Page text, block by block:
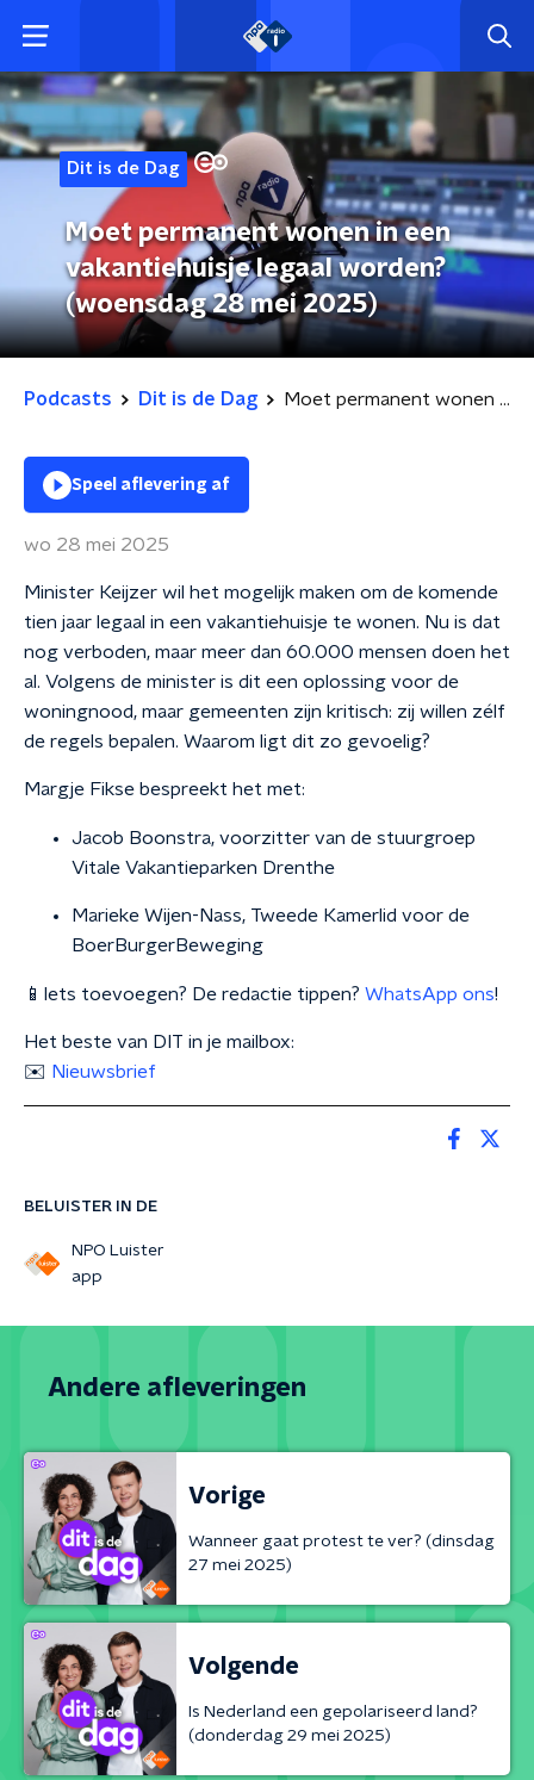
Dit is de Dag
Moet permanent wonen in een
vakantiehuisje legaal worden?
(woensdag 28 mei 2025)
Podcasts Dit is de Dag Moet permanent wonen in een vakantiehuisje legaal worden? (woensdag 28 mei 2025)
BELUISTER IN DE
NPO Luister
app
Speel aflevering af
wo 28 mei 2025
Minister Keijzer wil het mogelijk maken om de komende
tien jaar legaal in een vakantiehuisje te wonen. Nu is dat
nog verboden, maar meer dan 60.000 mensen doen het
al. Volgens de minister is dit een oplossing voor de
woningnood, maar gemeenten zijn kritisch: zij willen zélf
de regels bepalen. Waarom ligt dit zo gevoelig?
Margje Fikse bespreekt het met:
Jacob Boonstra, voorzitter van de stuurgroep
Vitale Vakantieparken Drenthe
Marieke Wijen-Nass, Tweede Kamerlid voor de
BoerBurgerBeweging
📱Iets toevoegen? De redactie tippen? WhatsApp ons!
Het beste van DIT in je mailbox:
✉️ Nieuwsbrief
Andere afleveringen
Vorige
Wanneer gaat protest te ver? (dinsdag
27 mei 2025)
Volgende
Is Nederland een gepolariseerd land?
(donderdag 29 mei 2025)